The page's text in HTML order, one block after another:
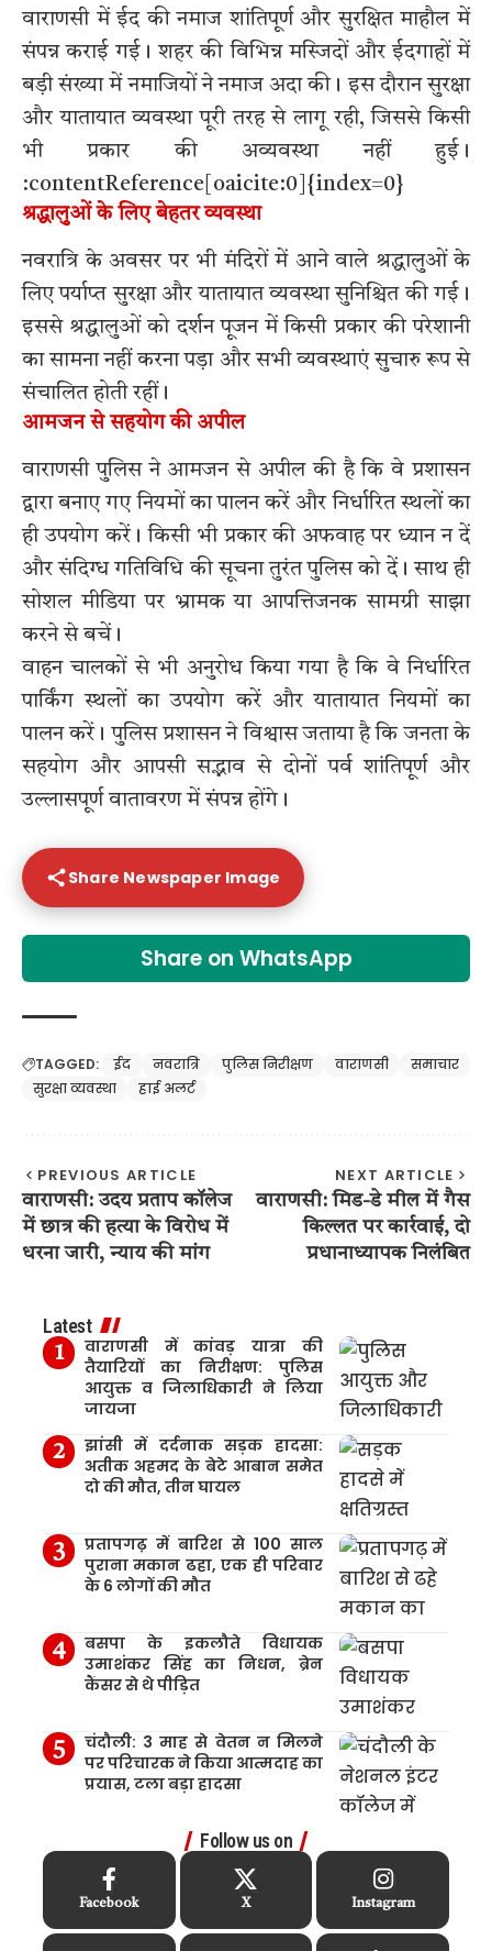
वाराणसी में ईद की नमाज शांतिपूर्ण और सुरक्षित माहौल में
संपन्न कराई गई। शहर की विभिन्न मस्जिदों और ईदगाहों में
बड़ी संख्या में नमाजियों ने नमाज अदा की। इस दौरान सुरक्षा
और यातायात व्यवस्था पूरी तरह से लागू रही, जिससे किसी
भी प्रकार की अव्यवस्था नहीं हुई।
:contentReference[oaicite:0]{index=0}
श्रद्धालुओं के लिए बेहतर व्यवस्था
नवरात्रि के अवसर पर भी मंदिरों में आने वाले श्रद्धालुओं के
लिए पर्याप्त सुरक्षा और यातायात व्यवस्था सुनिश्चित की गई।
इससे श्रद्धालुओं को दर्शन पूजन में किसी प्रकार की परेशानी
का सामना नहीं करना पड़ा और सभी व्यवस्थाएं सुचारु रूप से
संचालित होती रहीं।
आमजन से सहयोग की अपील
वाराणसी पुलिस ने आमजन से अपील की है कि वे प्रशासन
द्वारा बनाए गए नियमों का पालन करें और निर्धारित स्थलों का
ही उपयोग करें। किसी भी प्रकार की अफवाह पर ध्यान न दें
और संदिग्ध गतिविधि की सूचना तुरंत पुलिस को दें। साथ ही
सोशल मीडिया पर भ्रामक या आपत्तिजनक सामग्री साझा
करने से बचें।
वाहन चालकों से भी अनुरोध किया गया है कि वे निर्धारित
पार्किंग स्थलों का उपयोग करें और यातायात नियमों का
पालन करें। पुलिस प्रशासन ने विश्वास जताया है कि जनता के
सहयोग और आपसी सद्भाव से दोनों पर्व शांतिपूर्ण और
उल्लासपूर्ण वातावरण में संपन्न होंगे।
Share Newspaper Image
Share on WhatsApp
TAGGED: ईद नवरात्रि पुलिस निरीक्षण वाराणसी
समाचार
सुरक्षा व्यवस्था
हाई अलर्ट
PREVIOUS ARTICLE
वाराणसी: उदय प्रताप कॉलेज
में छात्र की हत्या के विरोध में
धरना जारी, न्याय की मांग
NEXT ARTICLE
वाराणसी: मिड-डे मील में गैस
किल्लत पर कार्रवाई, दो
प्रधानाध्यापक निलंबित
Latest
वाराणसी में कांवड़ यात्रा की
तैयारियों का निरीक्षण: पुलिस
आयुक्त व जिलाधिकारी ने लिया
जायजा
झांसी में दर्दनाक सड़क हादसा:
अतीक अहमद के बेटे आबान समेत
दो की मौत, तीन घायल
प्रतापगढ़ में बारिश से 100 साल
पुराना मकान ढहा, एक ही परिवार
के 6 लोगों की मौत
बसपा के इकलौते विधायक
उमाशंकर सिंह का निधन, ब्रेन
कैंसर से थे पीड़ित
चंदौली: 3 माह से वेतन न मिलने
पर परिचारक ने किया आत्मदाह का
प्रयास, टला बड़ा हादसा
Follow us on
Facebook X Instagram